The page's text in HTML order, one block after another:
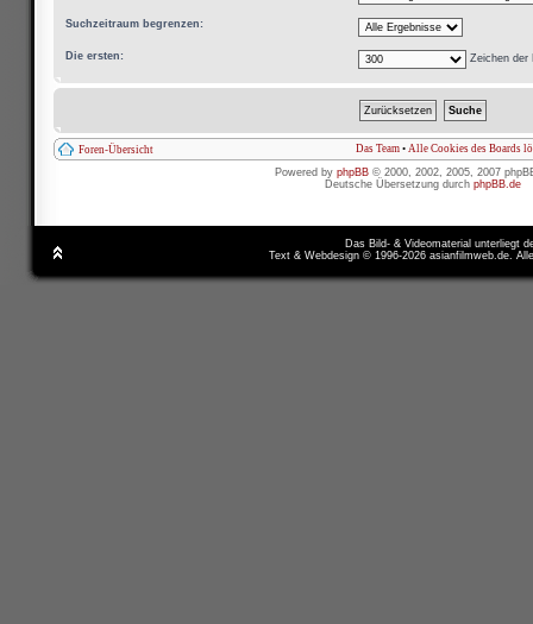
Suchzeitraum begrenzen:
Die ersten: Zeichen der
Foren-Übersicht Das Team • Alle Cookies des Boards
Powered by phpBB © 2000, 2002, 2005, 2007
Deutsche Übersetzung durch phpBB.de
Das Bild- & Videomaterial unterliegt
Text & Webdesign © 1996-2026 asianfilmweb.de.